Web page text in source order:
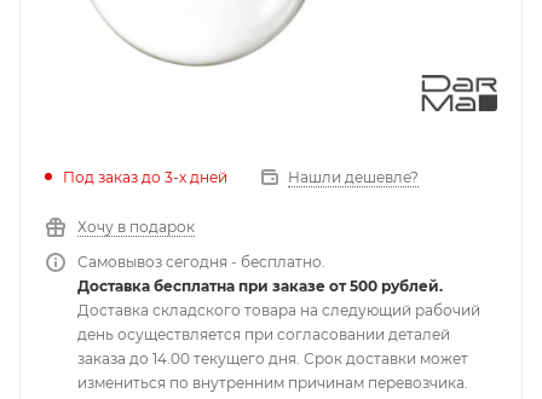
Под заказ до 3-х дней Нашли дешевле?
Хочу в подарок
Самовывоз сегодня - бесплатно.
Доставка бесплатна при заказе от 500 рублей.
Доставка складского товара на следующий рабочий
день осуществляется при согласовании деталей
заказа до 14.00 текущего дня. Срок доставки может
измениться по внутренним причинам перевозчика.